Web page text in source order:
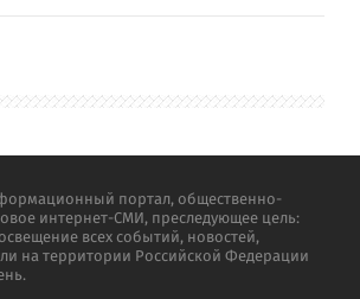
портал, общественно-
интернет-СМИ, преследующее цель:
всех событий, новостей,
на территории Российской Федерации